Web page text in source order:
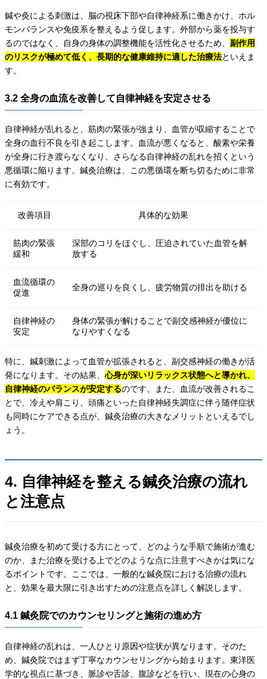
鍼や灸による刺激は、脳の視床下部や自律神経系に働きかけ、ホル
モンバランスや免疫系を整えるよう促します。外部から薬を投与す
るのではなく、自身の身体の調整機能を活性化させるため、 副作用
のリスクが極めて低く、長期的な健康維持に適した治療法といえま
す。
3.2 全身の血流を改善して自律神経を安定させる
自律神経が乱れると、筋肉の緊張が強まり、血管が収縮することで
全身の血行不良を引き起こします。血流が悪くなると、酸素や栄養
が全身に行き渡らなくなり、さらなる自律神経の乱れを招くという
悪循環に陥ります。鍼灸治療は、この悪循環を断ち切るために非常
に有効です。
改善項目 具体的な効果
筋肉の緊張
緩和
深部のコリをほぐし、圧迫されていた血管を解
放する
血流循環の
促進
全身の巡りを良くし、疲労物質の排出を助ける
自律神経の
安定
身体の緊張が解けることで副交感神経が優位に
なりやすくなる
特に、鍼刺激によって血管が拡張されると、副交感神経の働きが活
発になります。その結果、 心身が深いリラックス状態へと導かれ、
自律神経のバランスが安定するのです。また、血流が改善されるこ
とで、冷えや肩こり、頭痛といった自律神経失調症に伴う随伴症状
も同時にケアできる点が、鍼灸治療の大きなメリットといえるでし
ょう。
4. 自律神経を整える鍼灸治療の流れ
と注意点
鍼灸治療を初めて受ける方にとって、どのような手順で施術が進む
のか、また治療を受ける上でどのような点に注意すべきかは気にな
るポイントです。ここでは、一般的な鍼灸院における治療の流れ
と、効果を最大限に引き出すための注意点を詳しく解説します。
4.1 鍼灸院でのカウンセリングと施術の進め方
自律神経の乱れは、一人ひとり原因や症状が異なります。そのた
め、鍼灸院ではまず丁寧なカウンセリングから始まります。東洋医
学的な視点に基づき、脈診や舌診、腹診などを行い、現在の心身の